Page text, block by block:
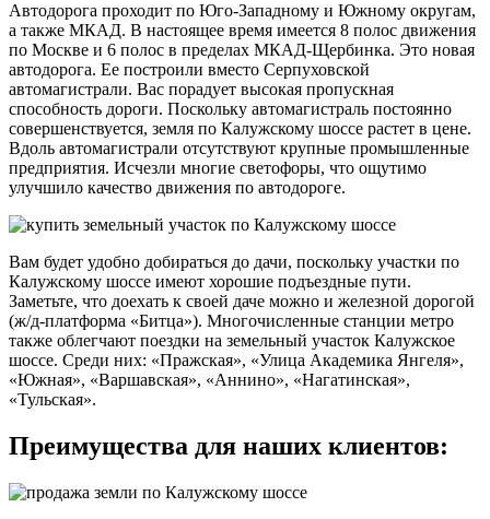
Автодорога проходит по Юго-Западному и Южному округам,
а также МКАД. В настоящее время имеется 8 полос движения
по Москве и 6 полос в пределах МКАД-Щербинка. Это новая
автодорога. Ее построили вместо Серпуховской
автомагистрали. Вас порадует высокая пропускная
способность дороги. Поскольку автомагистраль постоянно
совершенствуется, земля по Калужскому шоссе растет в цене.
Вдоль автомагистрали отсутствуют крупные промышленные
предприятия. Исчезли многие светофоры, что ощутимо
улучшило качество движения по автодороге.
Вам будет удобно добираться до дачи, поскольку участки по
Калужскому шоссе имеют хорошие подъездные пути.
Заметьте, что доехать к своей даче можно и железной дорогой
(ж/д-платформа «Битца»). Многочисленные станции метро
также облегчают поездки на земельный участок Калужское
шоссе. Среди них: «Пражская», «Улица Академика Янгеля»,
«Южная», «Варшавская», «Аннино», «Нагатинская»,
«Тульская».
Преимущества для наших клиентов: